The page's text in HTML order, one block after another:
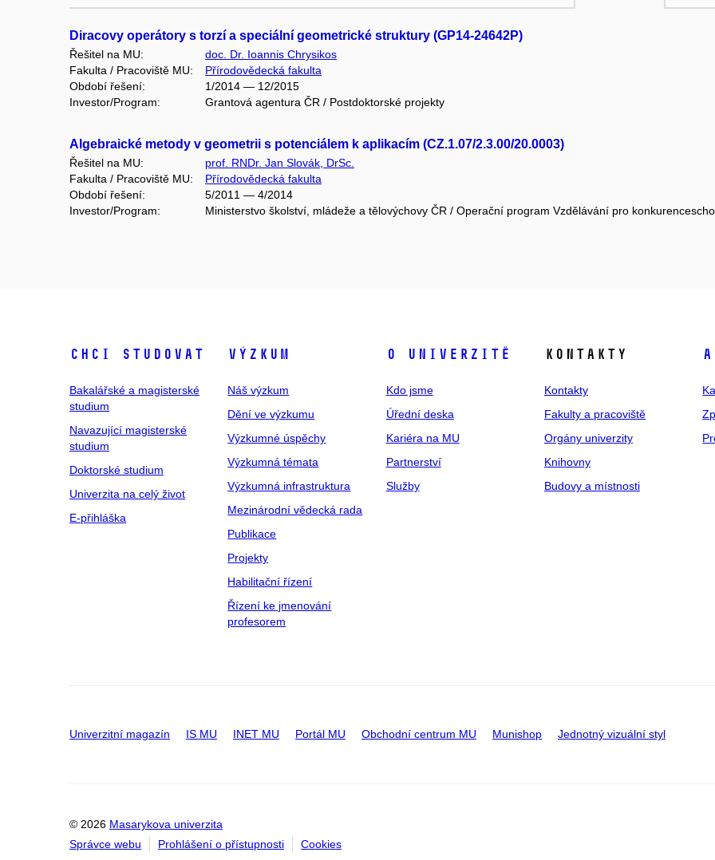
Diracovy operátory s torzí a speciální geometrické struktury (GP14-24642P)
Řešitel na MU:
doc. Dr. Ioannis Chrysikos
Fakulta / Pracoviště MU:
Přírodovědecká fakulta
Období řešení:
1/2014 — 12/2015
Investor/Program:
Grantová agentura ČR / Postdoktorské projekty
Algebraické metody v geometrii s potenciálem k aplikacím (CZ.1.07/2.3.00/20.0003)
Řešitel na MU:
prof. RNDr. Jan Slovák, DrSc.
Fakulta / Pracoviště MU:
Přírodovědecká fakulta
Období řešení:
5/2011 — 4/2014
Investor/Program:
Ministerstvo školství, mládeže a tělovýchovy ČR / Operační program Vzdělávání pro
Chci studovat
Bakalářské a magisterské
studium
Navazující magisterské
studium
Doktorské studium
Univerzita na celý život
E-přihláška
Výzkum
Náš výzkum
Dění ve výzkumu
Výzkumné úspěchy
Výzkumná témata
Výzkumná infrastruktura
Mezinárodní vědecká rada
Publikace
Projekty
Habilitační řízení
Řízení ke jmenování
profesorem
O univerzitě
Kdo jsme
Úřední deska
Kariéra na MU
Partnerství
Služby
Kontakty
Kontakty
Fakulty a pracoviště
Orgány univerzity
Knihovny
Budovy a místnosti
Univerzitní magazín IS MU INET MU Portál MU Obchodní centrum MU Munishop Jednotný vizuální styl
© 2026 Masarykova univerzita
Správce webu
Prohlášení o přístupnosti Cookies